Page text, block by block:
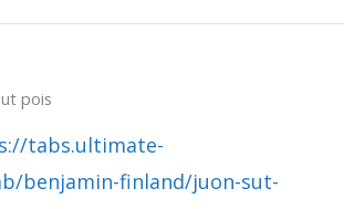
pois
tabs.ultimate-
benjamin-finland/juon-sut-